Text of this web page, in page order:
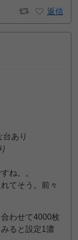
返信
あり
ね。。
てそう。前々
わせて4000枚
ると設定1濃